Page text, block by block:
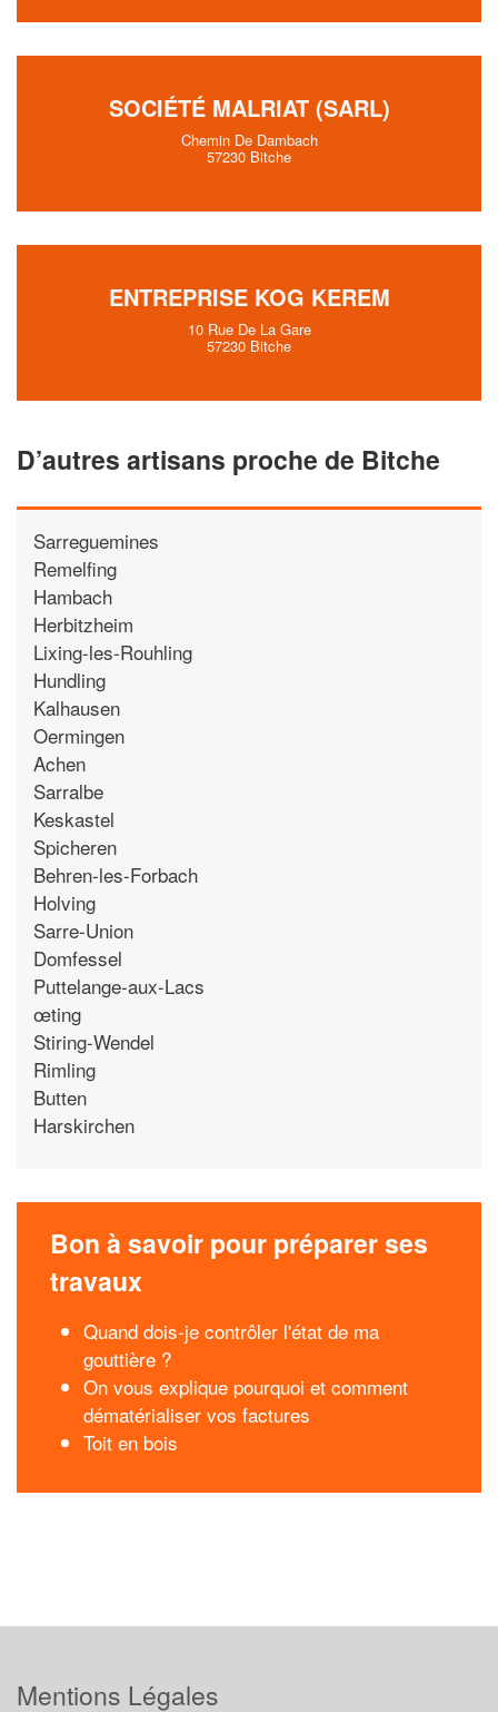
SOCIÉTÉ MALRIAT (SARL)
Chemin De Dambach
57230 Bitche
ENTREPRISE KOG KEREM
10 Rue De La Gare
57230 Bitche
D’autres artisans proche de Bitche
Sarreguemines
Remelfing
Hambach
Herbitzheim
Lixing-les-Rouhling
Hundling
Kalhausen
Oermingen
Achen
Sarralbe
Keskastel
Spicheren
Behren-les-Forbach
Holving
Sarre-Union
Domfessel
Puttelange-aux-Lacs
œting
Stiring-Wendel
Rimling
Butten
Harskirchen
Bon à savoir pour préparer ses
travaux
Quand dois-je contrôler l'état de ma
gouttière ?
On vous explique pourquoi et comment
dématérialiser vos factures
Toit en bois
Mentions Légales